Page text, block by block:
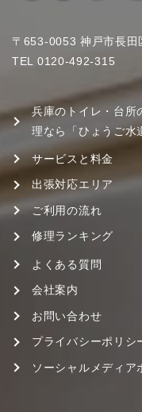
〒653-0053 神戸市長田
TEL 0120-492-315
兵庫のトイレ・台所
理なら「ひょうご水
サービスと料金
出張対応エリア
ご利用の流れ
修理ランキング
よくある質問
会社案内
お問い合わせ
プライバシーポリシ
ソーシャルメディア